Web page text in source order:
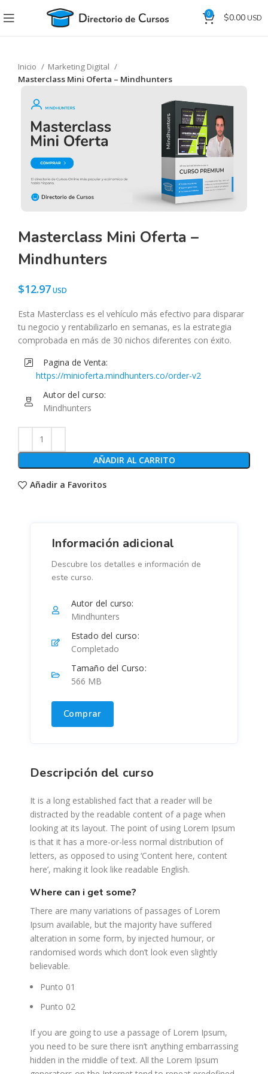
0 $0.00
Inicio
Marketing Digital
Masterclass Mini Oferta – Mindhunters
Masterclass Mini Oferta –
Mindhunters
$12.97
Esta Masterclass es el vehículo más efectivo para disparar
tu negocio y rentabilizarlo en semanas, es la estrategia
comprobada en más de 30 nichos diferentes con éxito.
Pagina de Venta:
https://minioferta.mindhunters.co/order-v2
Autor del curso:
Mindhunters
AÑADIR AL CARRITO
Añadir a Favoritos
Descripción del curso
It is a long established fact that a reader will be
distracted by the readable content of a page when
looking at its layout. The point of using Lorem Ipsum
is that it has a more-or-less normal distribution of
letters, as opposed to using ‘Content here, content
here’, making it look like readable English.
where can i get some?
There are many variations of passages of Lorem
Ipsum available, but the majority have suffered
alteration in some form, by injected humour, or
randomised words which don’t look even slightly
believable.
Punto 01
Punto 02
If you are going to use a passage of Lorem Ipsum,
you need to be sure there isn’t anything embarrassing
hidden in the middle of text. All the Lorem Ipsum
Información adicional
Descubre los detalles e información de
este curso.
Autor del curso:
Mindhunters
Estado del curso:
Completado
Tamaño del Curso:
566 MB
Comprar